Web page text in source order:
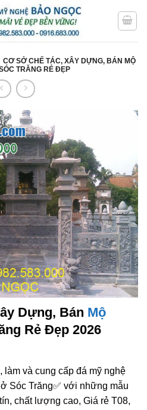
CƠ SỞ CHẾ TÁC, XÂY DỰNG, BÁN MỘ
TRĂNG RẺ ĐẸP
Dựng, Bán Mộ
Rẻ Đẹp 2026
và cung cấp đá mỹ nghệ
Sóc Trăng✅ với những mẫu
chất lượng cao, Giá rẻ T08,